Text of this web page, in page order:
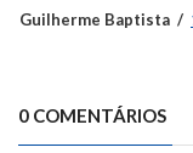
Guilherme Baptista
0 COMENTÁRIOS